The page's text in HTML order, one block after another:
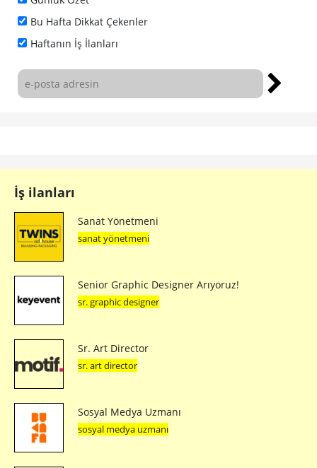
Bu Hafta Dikkat Çekenler
Haftanın İş İlanları
İş ilanları
Sanat Yönetmeni
sanat yönetmeni
Senior Graphic Designer Arıyoruz!
sr. graphic designer
Sr. Art Director
sr. art director
Sosyal Medya Uzmanı
sosyal medya uzmanı